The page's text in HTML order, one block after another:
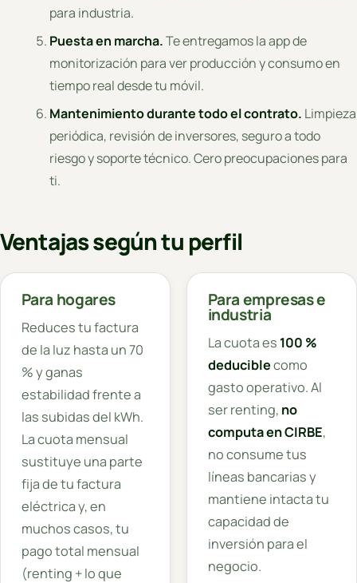
para industria.
Puesta en marcha.Te entregamos la app de
monitorización para ver producción y consumo en
tiempo real desde tu móvil.
Mantenimiento durante todo el contrato. Limpieza
periódica, revisión de inversores, seguro a todo
riesgo y soporte técnico. Cero preocupaciones para
ti.
Ventajas según tu perfil
Para hogares
Reduces tu factura
de la luz hasta un 70
% y ganas
estabilidad frente a
las subidas del kWh.
La cuota mensual
sustituye una parte
fija de tu factura
eléctrica y, en
muchos casos, tu
pago total mensual
(renting + lo que
Para empresas e
industria
La cuota es 100 %
deduciblecomo
gasto operativo. Al
ser renting, no
computa en CIRBE,
no consume tus
líneas bancarias y
mantiene intacta tu
capacidad de
inversión para el
negocio.